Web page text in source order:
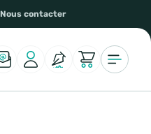
Nous contacter